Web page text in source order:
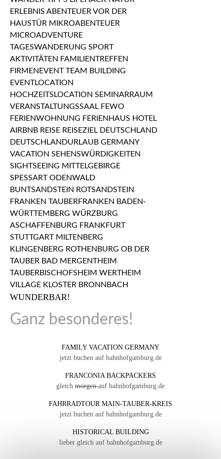
WUNDERBAR!
Ganz besonderes!
FAMILY VACATION GERMANY
jetzt buchen auf bahnhofgamburg.de
FRANCONIA BACKPACKERS
gleich morgenauf bahnhofgamburg.de
FAHRRADTOUR MAIN-TAUBER-KREIS
jetzt buchen auf bahnhofgamburg.de
HISTORICAL BUILDING
lieber gleich auf bahnhofgamburg.de